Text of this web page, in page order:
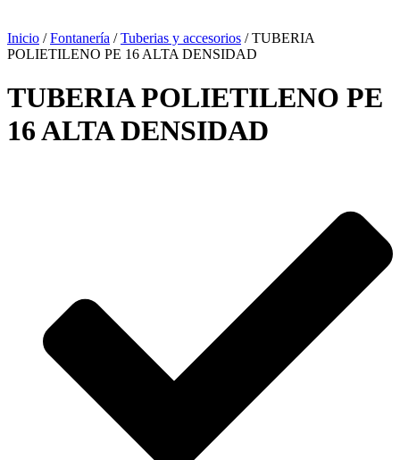
Inicio /Fontanería /Tuberias y accesorios / TUBERIA
POLIETILENO PE 16 ALTA DENSIDAD
TUBERIA POLIETILENO PE
16 ALTA DENSIDAD